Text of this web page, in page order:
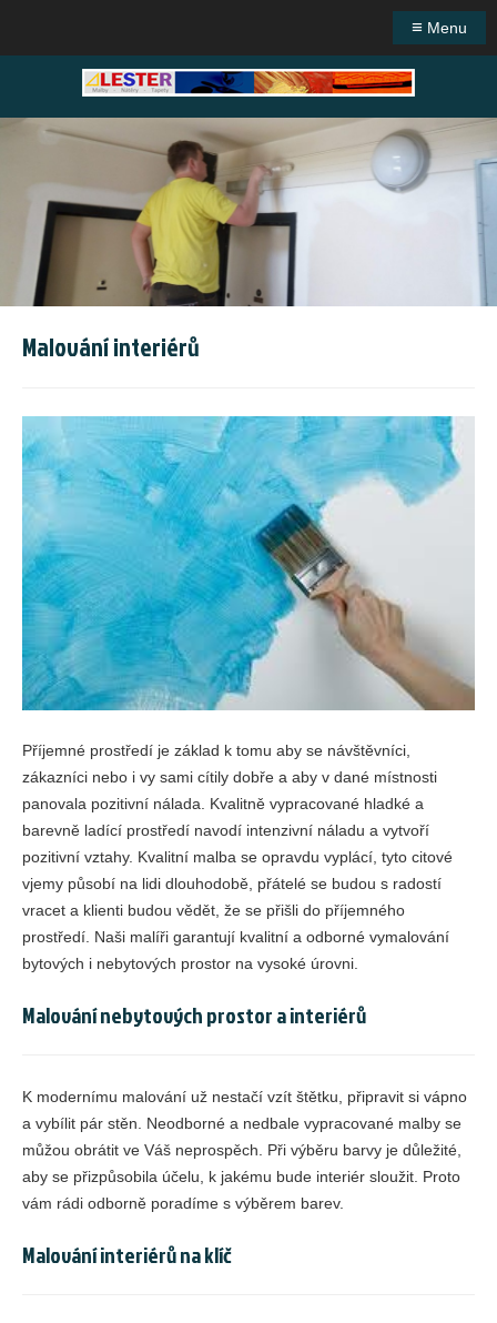
≡ Menu
Malování interiérů
Příjemné prostředí je základ k tomu aby se návštěvníci,
zákazníci nebo i vy sami cítily dobře a aby v dané místnosti
panovala pozitivní nálada. Kvalitně vypracované hladké a
barevně ladící prostředí navodí intenzivní náladu a vytvoří
pozitivní vztahy. Kvalitní malba se opravdu vyplácí, tyto citové
vjemy působí na lidi dlouhodobě, přátelé se budou s radostí
vracet a klienti budou vědět, že se přišli do příjemného
prostředí. Naši malíři garantují kvalitní a odborné vymalování
bytových i nebytových prostor na vysoké úrovni.
Malování nebytových prostor a interiérů
K modernímu malování už nestačí vzít štětku, připravit si vápno
a vybílit pár stěn. Neodborné a nedbale vypracované malby se
můžou obrátit ve Váš neprospěch. Při výběru barvy je důležité,
aby se přizpůsobila účelu, k jakému bude interiér sloužit. Proto
vám rádi odborně poradíme s výběrem barev.
Malování interiérů na klíč